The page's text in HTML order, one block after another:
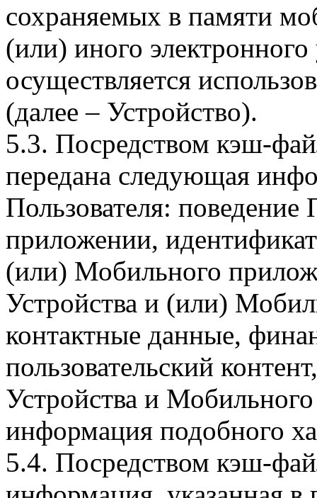
сохраняемых в памяти
(или) иного электронного
осуществляется
(далее – Устройство).
5.3. Посредством кэш-
передана следующая
Пользователя:
приложении,
(или) Мобильного
Устройства и (или)
контактные данные,
пользовательский
Устройства и
информация подобного
5.4. Посредством кэш-